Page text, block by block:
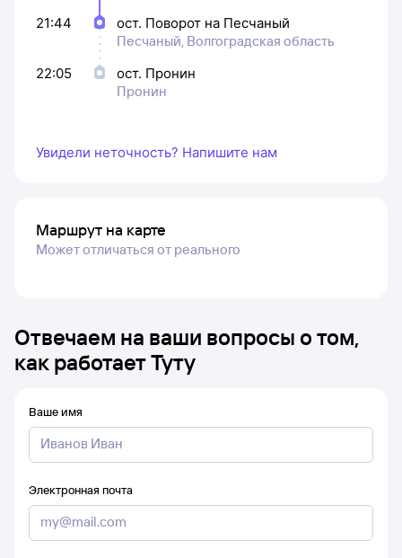
21:44
ост. Поворот на Песчаный
Песчаный, Волгоградская область
22:05
ост. Пронин
Пронин
Увидели неточность? Напишите нам
Маршрут на карте
Может отличаться от реального
Отвечаем на ваши вопросы о том,
как работает Туту
Ваше имя
Электронная почта